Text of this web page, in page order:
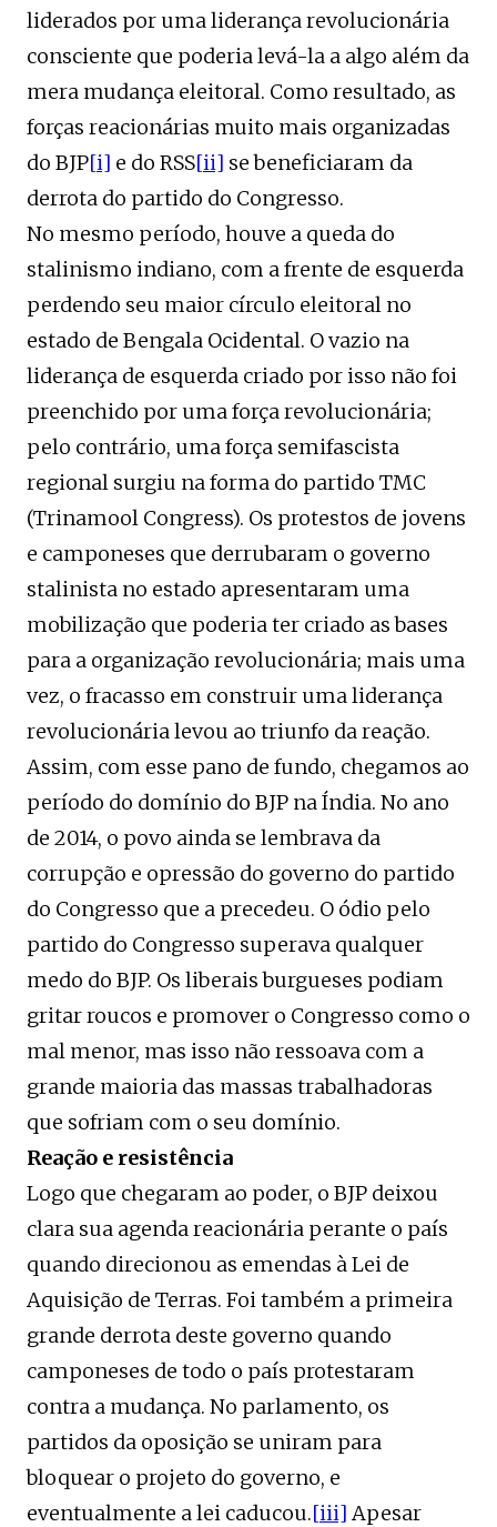
liderados por uma liderança revolucionária
consciente que poderia levá-la a algo além da
mera mudança eleitoral. Como resultado, as
forças reacionárias muito mais organizadas
do BJP[i] e do RSS[ii] se beneficiaram da
derrota do partido do Congresso.
No mesmo período, houve a queda do
stalinismo indiano, com a frente de esquerda
perdendo seu maior círculo eleitoral no
estado de Bengala Ocidental. O vazio na
liderança de esquerda criado por isso não foi
preenchido por uma força revolucionária;
pelo contrário, uma força semifascista
regional surgiu na forma do partido TMC
(Trinamool Congress). Os protestos de jovens
e camponeses que derrubaram o governo
stalinista no estado apresentaram uma
mobilização que poderia ter criado as bases
para a organização revolucionária; mais uma
vez, o fracasso em construir uma liderança
revolucionária levou ao triunfo da reação.
Assim, com esse pano de fundo, chegamos ao
período do domínio do BJP na Índia. No ano
de 2014, o povo ainda se lembrava da
corrupção e opressão do governo do partido
do Congresso que a precedeu. O ódio pelo
partido do Congresso superava qualquer
medo do BJP. Os liberais burgueses podiam
gritar roucos e promover o Congresso como o
mal menor, mas isso não ressoava com a
grande maioria das massas trabalhadoras
que sofriam com o seu domínio.
Reação e resistência
Logo que chegaram ao poder, o BJP deixou
clara sua agenda reacionária perante o país
quando direcionou as emendas à Lei de
Aquisição de Terras. Foi também a primeira
grande derrota deste governo quando
camponeses de todo o país protestaram
contra a mudança. No parlamento, os
partidos da oposição se uniram para
bloquear o projeto do governo, e
eventualmente a lei caducou.[iii] Apesar